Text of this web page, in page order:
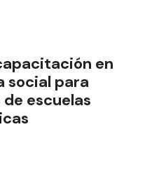
en
social para
escuelas